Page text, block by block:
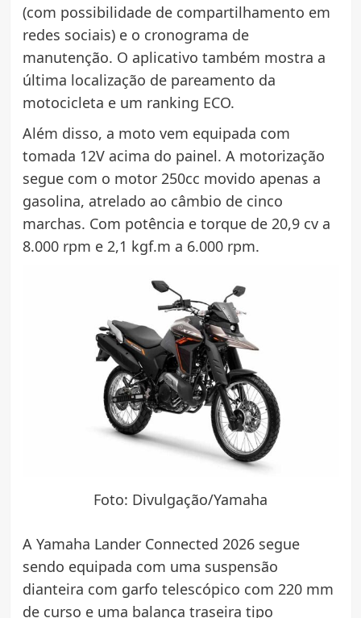
(com possibilidade de compartilhamento em
redes sociais) e o cronograma de
manutenção. O aplicativo também mostra a
última localização de pareamento da
motocicleta e um ranking ECO.
Além disso, a moto vem equipada com
tomada 12V acima do painel. A motorização
segue com o motor 250cc movido apenas a
gasolina, atrelado ao câmbio de cinco
marchas. Com potência e torque de 20,9 cv a
8.000 rpm e 2,1 kgf.m a 6.000 rpm.
Foto: Divulgação/Yamaha
A Yamaha Lander Connected 2026 segue
sendo equipada com uma suspensão
dianteira com garfo telescópico com 220 mm
de curso e uma balança traseira tipo